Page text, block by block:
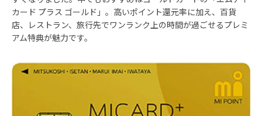
カード プラス ゴールド」。高いポイント還元率に加え、百貨
店、レストラン、旅行先でワンランク上の時間が過ごせるプレミ
アム特典が魅力です。